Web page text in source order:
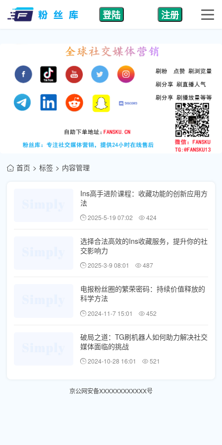
登陆 注册
首页 标签 内容管理
Ins高手进阶课程：收藏功能的创新应用方
法
2025-5-19 07:02 424
选择合法高效的Ins收藏服务，提升你的社
交影响力
2025-3-9 08:01 487
电报粉丝圈的繁荣密码：持续价值释放的
科学方法
2024-11-7 15:01 452
破局之道：TG刷机器人如何助力解决社交
媒体面临的挑战
2024-10-28 16:01 521
京公网安备XXXXXXXXXXXX号